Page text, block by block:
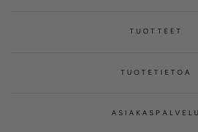
TUOTTEET
TUOTETIETOA
ASIAKASPALVELU